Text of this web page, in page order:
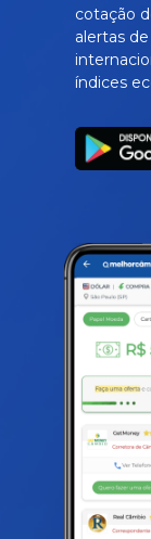
cotação
alertas
índices